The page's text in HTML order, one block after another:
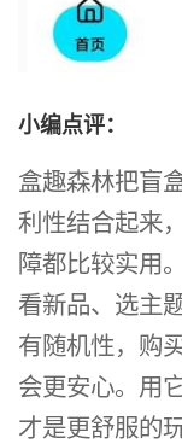
小编点评：
盒趣森林把盲
利性结合起来
障都比较实用
看新品、选主
有随机性，购
会更安心。用
才是更舒服的玩